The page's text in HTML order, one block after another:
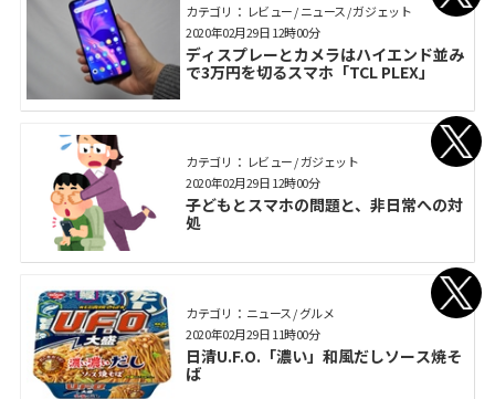
カテゴリ： レビュー / ニュース / ガジェット
ディスプレーとカメラはハイエンド並み
で3万円を切るスマホ「TCL PLEX」
2020年02月29日 12時00分
カテゴリ： レビュー / ガジェット
子どもとスマホの問題と、非日常への対
処
2020年02月29日 12時00分
カテゴリ： ニュース / グルメ
日清U.F.O.「濃い」和風だしソース焼そ
ば
2020年02月29日 11時00分